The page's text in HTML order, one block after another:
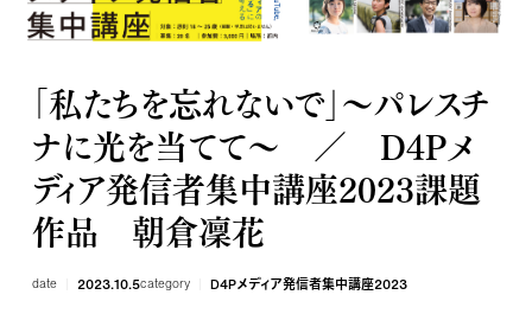
「私たちを忘れないで」〜パレスチ
ナに光を当てて〜 ／ D4Pメ
ディア発信者集中講座2023課題
作品 朝倉凜花
date 2023.10.5category D4Pメディア発信者集中講座2023